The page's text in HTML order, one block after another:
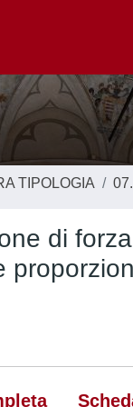
TIPOLOGIA
di